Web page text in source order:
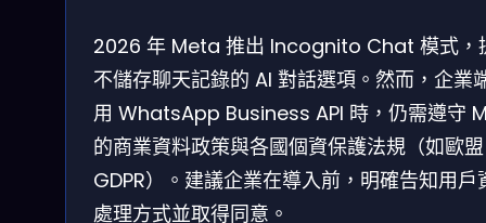
2026 年 Meta 推出 Incognito Chat 模式，
不儲存聊天記錄的 AI 對話選項。然而，企業
用 WhatsApp Business API 時，仍需遵守
的商業資料政策與各國個資保護法規（如歐盟
GDPR）。建議企業在導入前，明確告知用戶
處理方式並取得同意。